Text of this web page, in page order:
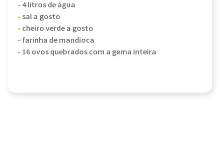
- 4 litros de água
- sal a gosto
- cheiro verde a gosto
- farinha de mandioca
- 16 ovos quebrados com a gema inteira